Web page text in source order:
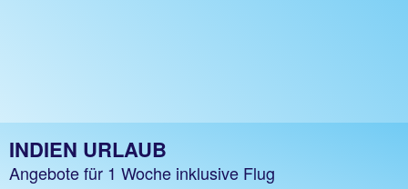
INDIEN URLAUB
Angebote für 1 Woche inklusive Flug